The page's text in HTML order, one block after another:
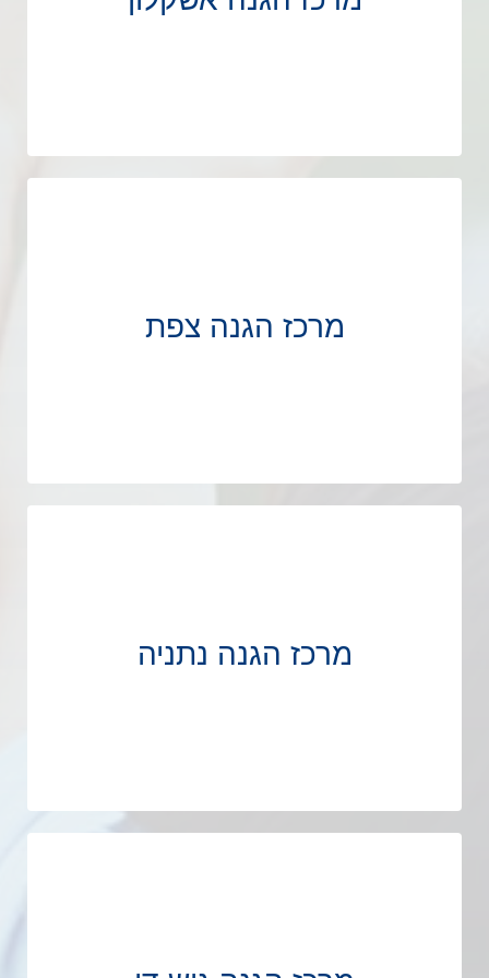
מרכז הגנה צפת
מרכז הגנה צפת
מרכז הגנה נתניה
מרכז הגנה נתניה